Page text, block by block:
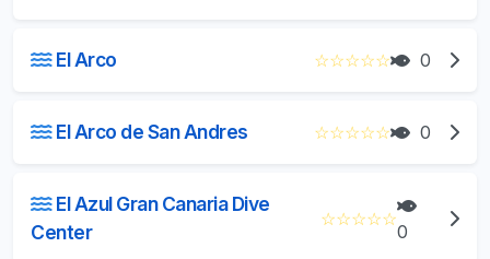
El Arco ☆☆☆☆☆ 0
El Arco de San Andres ☆☆☆☆☆ 0
El Azul Gran Canaria Dive
Center
☆☆☆☆☆
0